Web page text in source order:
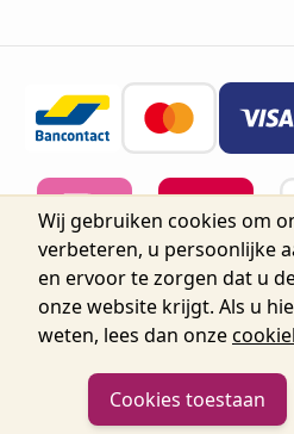
Wij gebruiken cookies om
verbeteren, u persoonlijke
en ervoor te zorgen dat u
onze website krijgt. Als u
weten, lees dan onze
Cookies toestaan
© 2026 Belgium Oro Nails.
2160 Wommelgem,
info@oronails.be BTW: